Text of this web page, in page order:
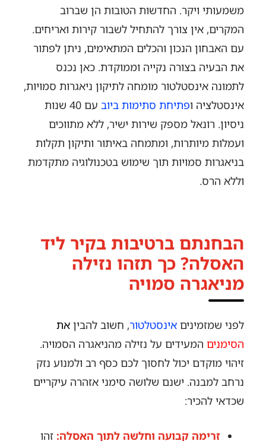
משמעותי ויקר. החדשות הטובות הן שברוב
המקרים, אין צורך להתחיל לשבור קירות ואריחים.
עם האבחון הנכון והכלים המתאימים, ניתן לפתור
את הבעיה בצורה נקייה וממוקדת. כאן נכנס
לתמונה אינסטלטור מומחה לתיקון ניאגרות סמויות,
אינסטלציה ופתיחת סתימות ביוב
עם 40 שנות
ניסיון. רונאל מספק שירות ישיר, ללא מתווכים
ועמלות מיותרות, ומתמחה באיתור ותיקון תקלות
בניאגרות סמויות תוך שימוש בטכנולוגיה מתקדמת
וללא הרס.
הבחנתם ברטיבות בקיר ליד
האסלה? כך תזהו נזילה
מניאגרה סמויה
לפני שמזמינים אינסטלטור, חשוב להבין את
הסימנים המעידים על נזילה מהניאגרה הסמויה.
זיהוי מוקדם יכול לחסוך לכם כסף רב ולמנוע נזק
נרחב למבנה. ישנם שלושה סימני אזהרה עיקריים
שכדאי להכיר:
זרימה קבועה וחלשה לתוך האסלה: זהו